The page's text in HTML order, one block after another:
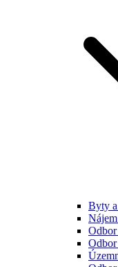
Byty